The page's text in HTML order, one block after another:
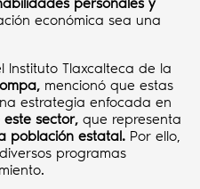
personales y
económica sea una
Instituto Tlaxcalteca de la
mencionó que estas
estrategia enfocada en
sector, que representa
población estatal. Por ello,
programas